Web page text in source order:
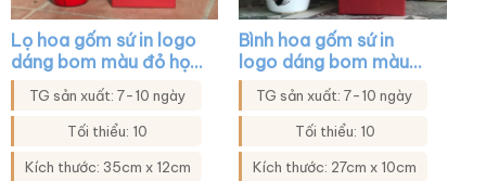
Lọ hoa gốm sứ in logo
dáng bom màu đỏ họa
tiết hoa tulip xanh
XG-LH45
TG sản xuất: 7-10 ngày
Tối thiểu: 10
Kích thước: 35cm x 12cm
Bình hoa gốm sứ in
logo dáng bom màu
trắng họa tiết đào đỏ
XG-LH43
TG sản xuất: 7-10 ngày
Tối thiểu: 10
Kích thước: 27cm x 10cm